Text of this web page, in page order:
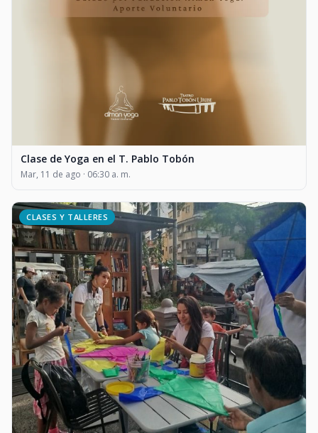
Clase de Yoga en el T. Pablo Tobón
Mar, 11 de ago · 06:30 a. m.
CLASES Y TALLERES